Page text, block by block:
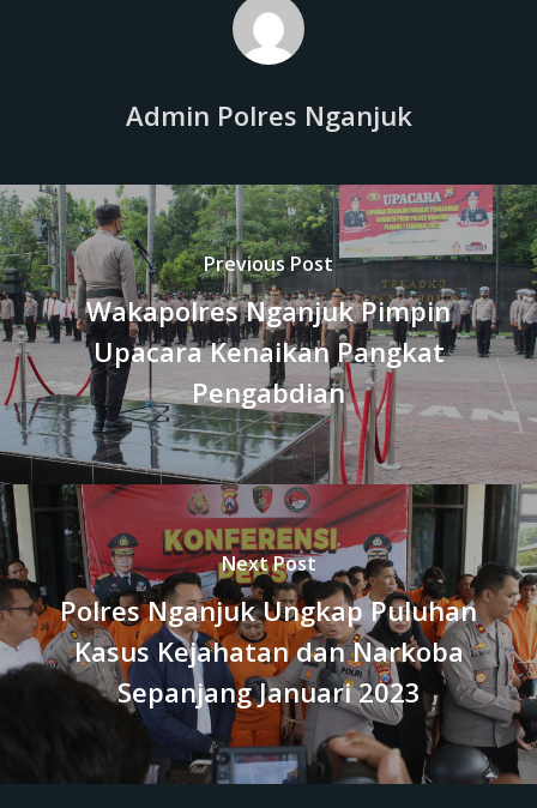
Admin Polres Nganjuk
Previous Post
Wakapolres Nganjuk Pimpin
Upacara Kenaikan Pangkat
Pengabdian
Next Post
Polres Nganjuk Ungkap Puluhan
Kasus Kejahatan dan Narkoba
Sepanjang Januari 2023